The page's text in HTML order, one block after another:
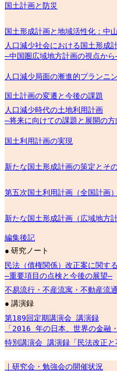
国土計画と防災
国土形成計画と地域活性化：中
人口減少社会における国土形成
―中国圏広域地方計画の視点から
人口減少局面の漸進的プランニ
国土計画の変遷と今後の課題
人口減少時代の土地利用計画
―将来に向けての課題と展開の
国土利用計画の実現
新たな国土形成計画の策定とそ
第五次国土利用計画（全国計画
新たな国土形成計画（広域地方
編集後記
● 研究ノート
民法（債権関係）改正案に関す
―重要項目の点検と今後の展望―
不易流行・不産流寓・不動産流
● 講演録
第189回定期講演会 講演録
「2016 年の日本、世界の金融
特別講演会 講演録「民法改正と
｜研究会・勉強会の開催状況